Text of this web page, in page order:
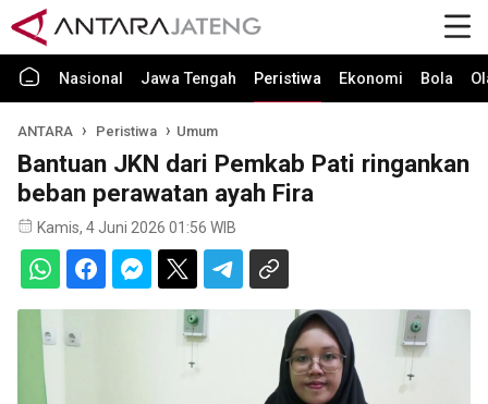
Nasional Jawa Tengah Peristiwa Ekonomi Bola
ANTARA Peristiwa Umum
Bantuan JKN dari Pemkab Pati ringankan
beban perawatan ayah Fira
Kamis, 4 Juni 2026 01:56 WIB